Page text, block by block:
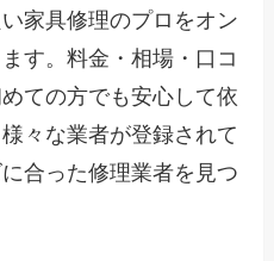
家具修理のプロをオン
す。料金・相場・口コ
ての方でも安心して依
々な業者が登録されて
合った修理業者を見つ